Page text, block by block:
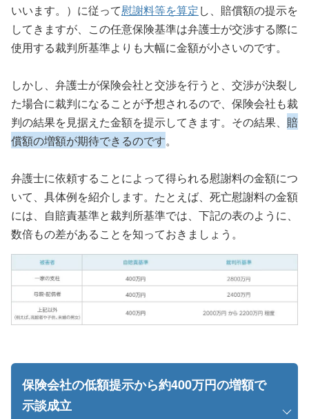
いいます。）に従って慰謝料等を算定し、賠償額の提示を
してきますが、この任意保険基準は弁護士が交渉する際に
使用する裁判所基準よりも大幅に金額が小さいのです。
しかし、弁護士が保険会社と交渉を行うと、交渉が決裂し
た場合に裁判になることが予想されるので、保険会社も裁
判の結果を見据えた金額を提示してきます。その結果、 賠
償額の増額が期待できるのです。
弁護士に依頼することによって得られる慰謝料の金額につ
いて、具体例を紹介します。たとえば、死亡慰謝料の金額
には、自賠責基準と裁判所基準では、下記の表のように、
数倍もの差があることを知っておきましょう。
保険会社の低額提示から約400万円の増額で
示談成立